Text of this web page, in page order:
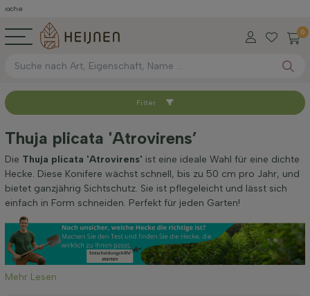
0
Sortieren nach
Wurzel-Typ
Höhe bei Lieferung (cm)
Breite bei Lieferung (cm)
Standort
Filter
Thuja plicata 'Atrovirens’
Die Thuja plicata 'Atrovirens' ist eine ideale Wahl für eine dichte
Hecke. Diese Konifere wächst schnell, bis zu 50 cm pro Jahr, und
bietet ganzjährig Sichtschutz. Sie ist pflegeleicht und lässt sich
einfach in Form schneiden. Perfekt für jeden Garten!
Mehr Lesen